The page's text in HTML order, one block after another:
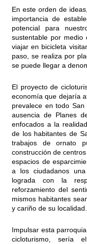
En este orden de
importancia de
potencial para
sustentable por medio
viajar en bicicleta
paso, se realiza por
se puede llegar a
El proyecto de
economía que dejaría
prevalece en todo
ausencia de Planes
enfocados a la
de los habitantes de
trabajos de ornato
construcción de
espacios de
a los ciudadanos
lograda con la
reforzamiento del
mismos habitantes
y cariño de su localidad.
Impulsar esta
cicloturismo, sería